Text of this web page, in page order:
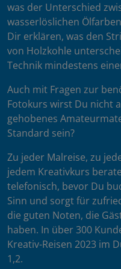
was der Unterschied
wasserlöslichen
Dir erklären, was den
von Holzkohle
Technik mindestens
Auch mit Fragen zur
Fotokurs wirst Du nicht
gehobenes
Standard sein?
Zu jeder Malreise, zu
jedem Kreativkurs
telefonisch, bevor Du
Sinn und sorgt für
die guten Noten, die
haben. In über 300
Kreativ-Reisen 2023 im
1,2.